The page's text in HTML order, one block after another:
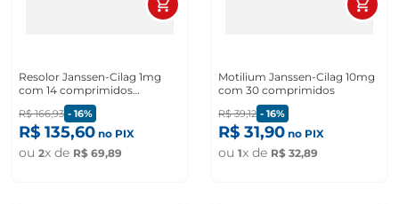
Resolor Janssen-Cilag 1mg
com 14 comprimidos
revestidos
R$ 166,93 - 16%
R$ 135,60 no PIX
ou 2x de R$ 69,89
Motilium Janssen-Cilag 10mg
com 30 comprimidos
R$ 39,12 - 16%
R$ 31,90 no PIX
ou 1x de R$ 32,89